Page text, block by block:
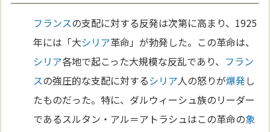
フランスの支配に対する反発は次第に高まり、1925
年には「大シリア革命」が勃発した。この革命は、
シリア各地で起こった大規模な反乱であり、 フラン
スの強圧的な支配に対するシリア人の怒りが爆発し
たものだった。特に、ダルウィーシュ族のリーダー
であるスルタン・アル＝アトラシュはこの革命の象